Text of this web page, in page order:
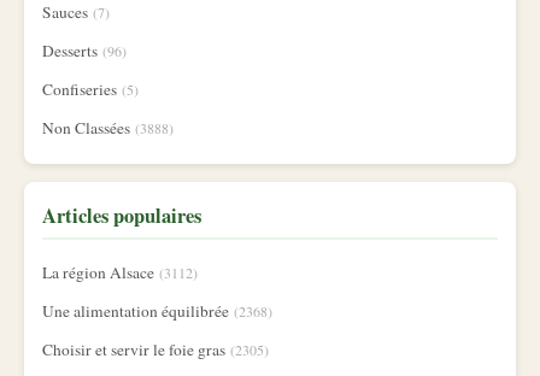
Sauces (7)
Desserts (96)
Confiseries (5)
Non Classées (3888)
Articles populaires
La région Alsace (3112)
Une alimentation équilibrée (2368)
Choisir et servir le foie gras (2305)